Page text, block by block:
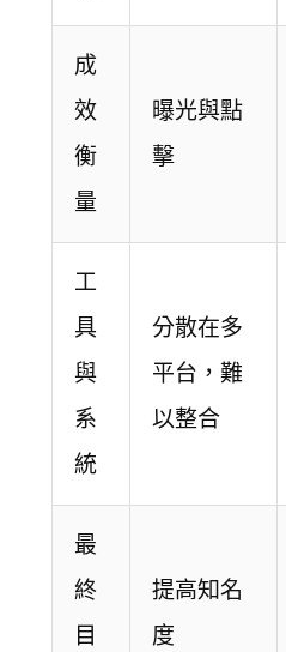
成
效
衡
量
曝光與點
擊
工
具
與
系
統
分散在多
平台，難
以整合
最
終
目
提高知名
度